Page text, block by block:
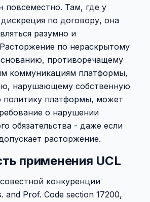
повсеместно. Там, где у
по договору, она
разумно и
по нераскрытому
противоречащему
коммуникациям платформы,
нарушающему собственную
политику платформы, может
о нарушении
обязательства - даже если
расторжение.
применения UCL
конкуренции
and Prof. Code section 17200,